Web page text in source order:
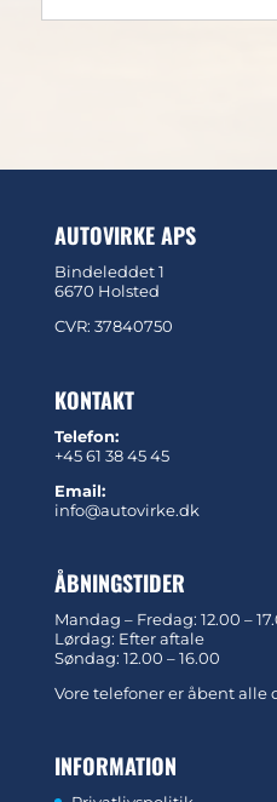
AUTOVIRKE APS
Bindeleddet 1
6670 Holsted
CVR: 37840750
KONTAKT
Telefon:
+45 61 38 45 45
Email:
info@autovirke.dk
ÅBNINGSTIDER
Mandag – Fredag: 12.00 –
Lørdag: Efter aftale
Søndag: 12.00 – 16.00
Vore telefoner er åbent
INFORMATION